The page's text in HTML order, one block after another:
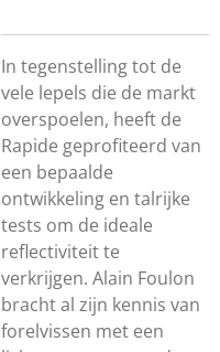
In tegenstelling tot de
vele lepels die de markt
overspoelen, heeft de
Rapide geprofiteerd van
een bepaalde
ontwikkeling en talrijke
tests om de ideale
reflectiviteit te
verkrijgen. Alain Foulon
bracht al zijn kennis van
forelvissen met een